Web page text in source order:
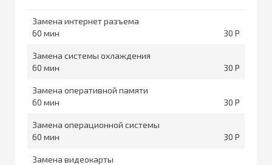
Замена интернет разъема
60
30
Замена системы охлаждения
60
30
Замена оперативной памяти
60
30
Замена операционной системы
60
30
Замена видеокарты